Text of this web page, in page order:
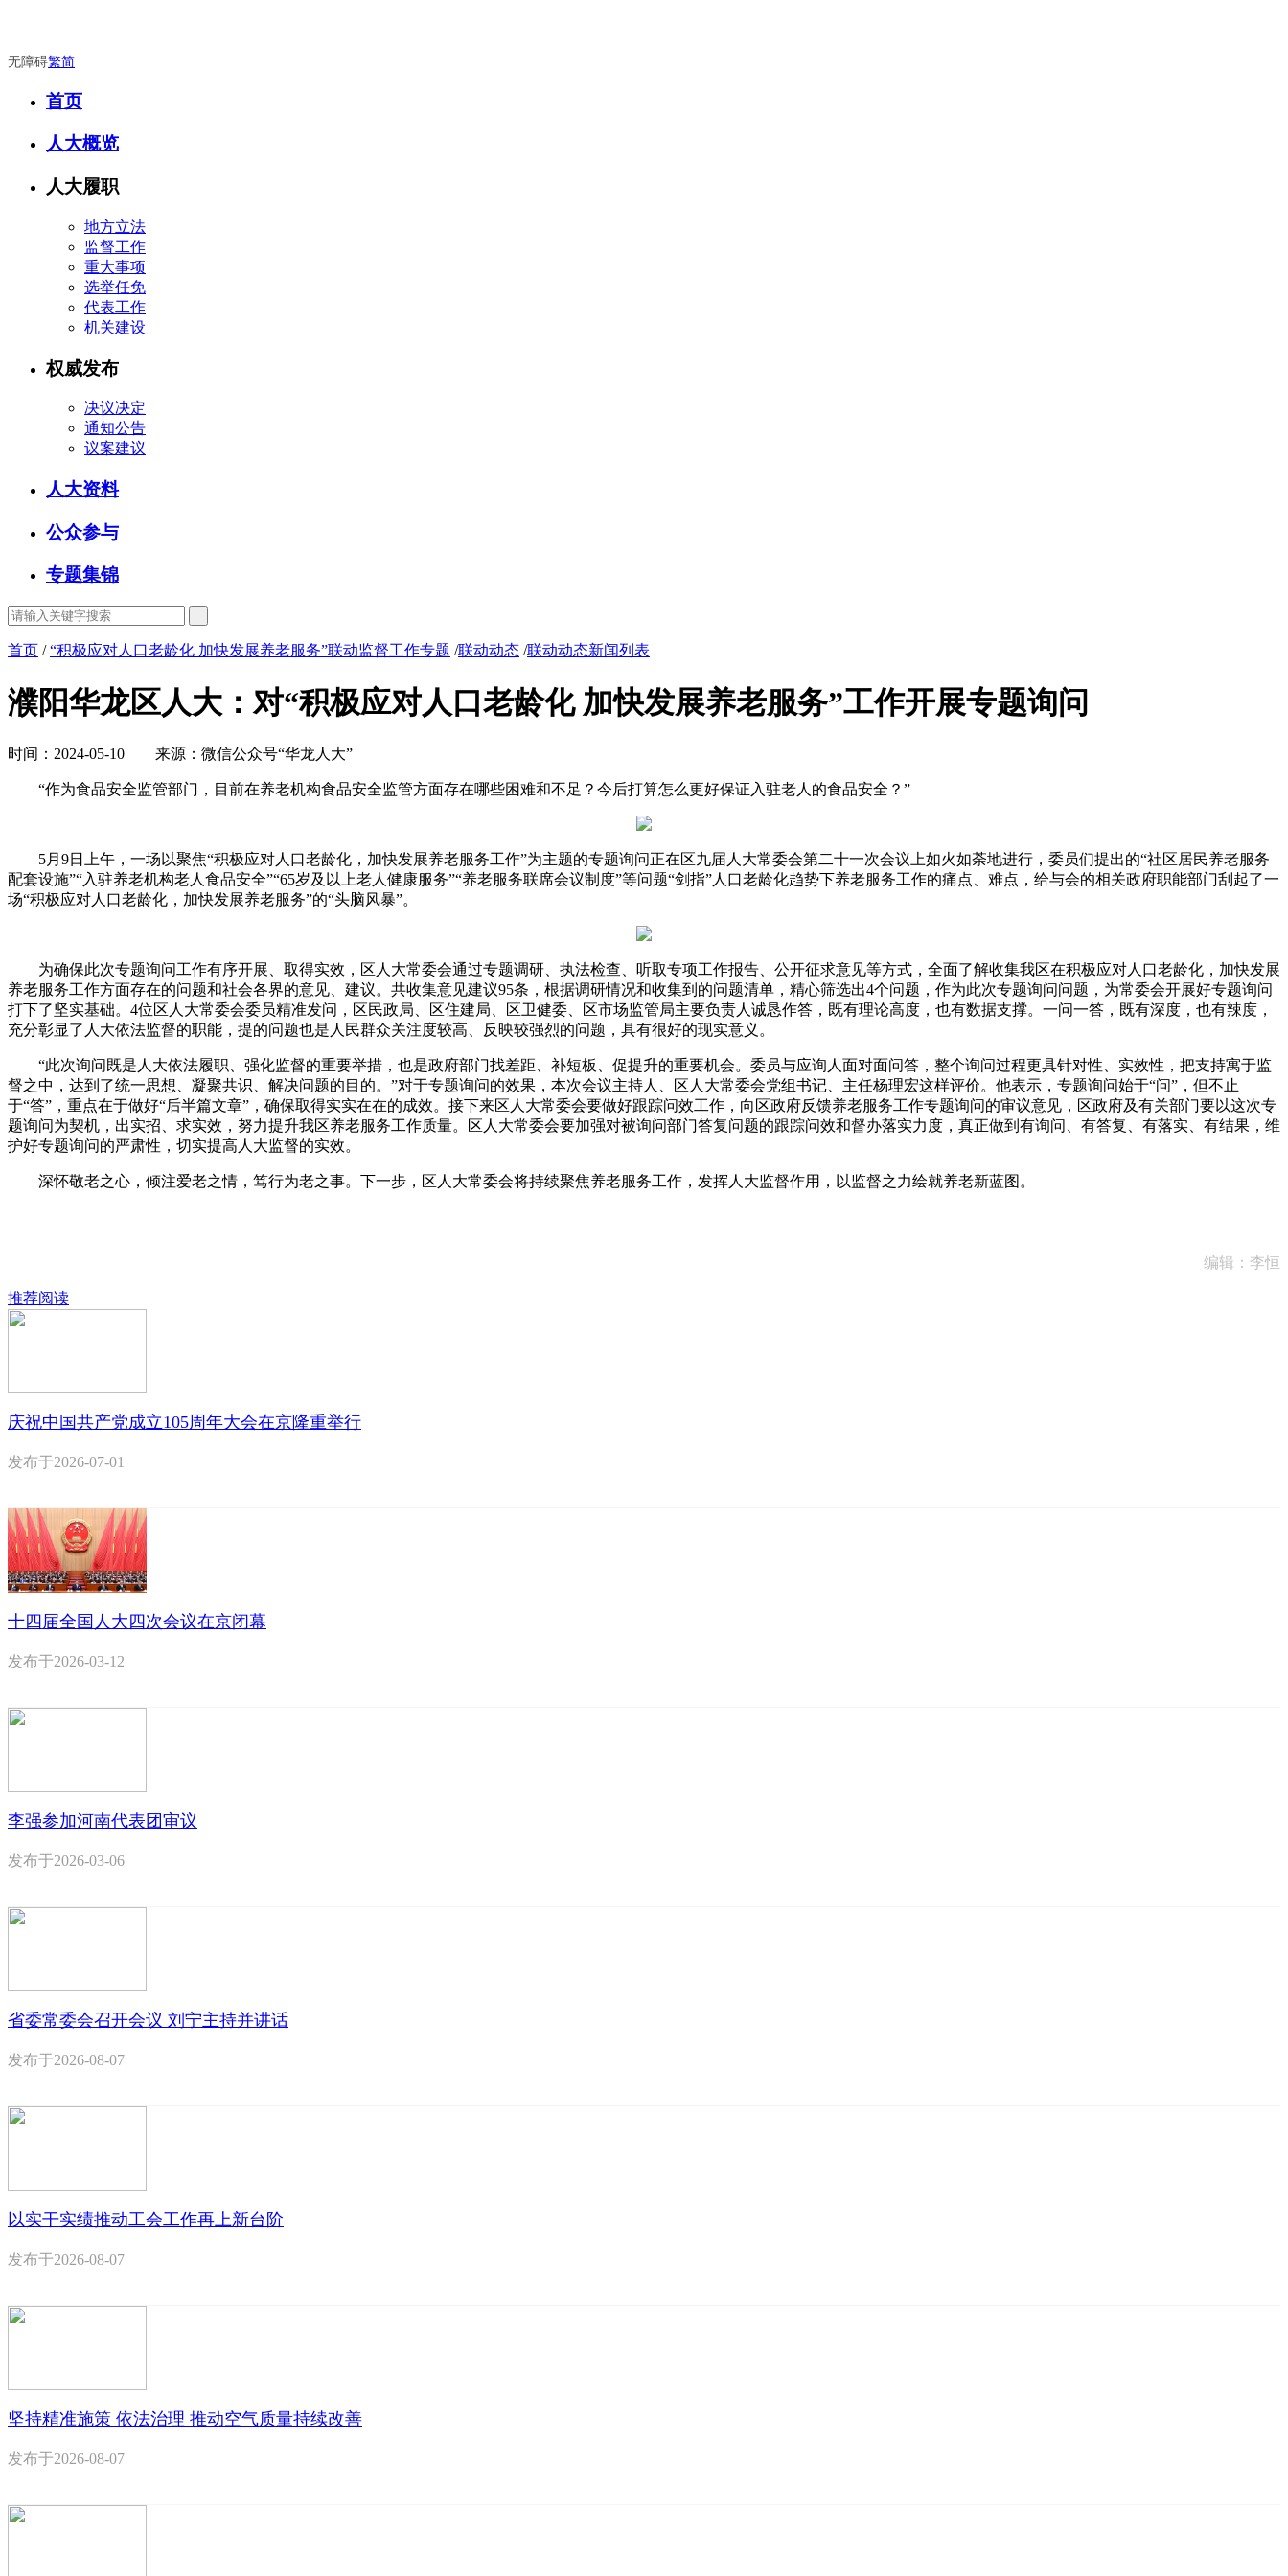
无障碍繁简
首页
人大概览
人大履职
地方立法
监督工作
重大事项
选举任免
代表工作
机关建设
权威发布
决议决定
通知公告
议案建议
人大资料
公众参与
专题集锦
首页 /“积极应对人口老龄化 加快发展养老服务”联动监督工作专题 /联动动态 /联动动态新闻列表
濮阳华龙区人大：对“积极应对人口老龄化 加快发展养老服务”工作开展专题询问
时间：2024-05-10 来源：微信公众号“华龙人大”
“作为食品安全监管部门，目前在养老机构食品安全监管方面存在哪些困难和不足？今后打算怎么更好保证入驻老人的食品安全？”
5月9日上午，一场以聚焦“积极应对人口老龄化，加快发展养老服务工作”为主题的专题询问正在区九届人大常委会第二十一次会议上如火如荼地进行，委员们提出的“社区居民养老服务
配套设施”“入驻养老机构老人食品安全”“65岁及以上老人健康服务”“养老服务联席会议制度”等问题“剑指”人口老龄化趋势下养老服务工作的痛点、难点，给与会的相关政府职能部门刮起了一
场“积极应对人口老龄化，加快发展养老服务”的“头脑风暴”。
为确保此次专题询问工作有序开展、取得实效，区人大常委会通过专题调研、执法检查、听取专项工作报告、公开征求意见等方式，全面了解收集我区在积极应对人口老龄化，加快发展
养老服务工作方面存在的问题和社会各界的意见、建议。共收集意见建议95条，根据调研情况和收集到的问题清单，精心筛选出4个问题，作为此次专题询问问题，为常委会开展好专题询问
打下了坚实基础。4位区人大常委会委员精准发问，区民政局、区住建局、区卫健委、区市场监管局主要负责人诚恳作答，既有理论高度，也有数据支撑。一问一答，既有深度，也有辣度，
充分彰显了人大依法监督的职能，提的问题也是人民群众关注度较高、反映较强烈的问题，具有很好的现实意义。
“此次询问既是人大依法履职、强化监督的重要举措，也是政府部门找差距、补短板、促提升的重要机会。委员与应询人面对面问答，整个询问过程更具针对性、实效性，把支持寓于监
督之中，达到了统一思想、凝聚共识、解决问题的目的。”对于专题询问的效果，本次会议主持人、区人大常委会党组书记、主任杨理宏这样评价。他表示，专题询问始于“问”，但不止
于“答”，重点在于做好“后半篇文章”，确保取得实实在在的成效。接下来区人大常委会要做好跟踪问效工作，向区政府反馈养老服务工作专题询问的审议意见，区政府及有关部门要以这次专
题询问为契机，出实招、求实效，努力提升我区养老服务工作质量。区人大常委会要加强对被询问部门答复问题的跟踪问效和督办落实力度，真正做到有询问、有答复、有落实、有结果，维
护好专题询问的严肃性，切实提高人大监督的实效。
深怀敬老之心，倾注爱老之情，笃行为老之事。下一步，区人大常委会将持续聚焦养老服务工作，发挥人大监督作用，以监督之力绘就养老新蓝图。
编辑：李恒
推荐阅读
庆祝中国共产党成立105周年大会在京隆重举行
发布于2026-07-01
十四届全国人大四次会议在京闭幕
发布于2026-03-12
李强参加河南代表团审议
发布于2026-03-06
省委常委会召开会议 刘宁主持并讲话
发布于2026-08-07
以实干实绩推动工会工作再上新台阶
发布于2026-08-07
坚持精准施策 依法治理 推动空气质量持续改善
发布于2026-08-07